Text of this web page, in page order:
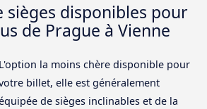
sièges disponibles pour
de Prague à Vienne
L'option la moins chère disponible pour
billet, elle est généralement
de sièges inclinables et de la